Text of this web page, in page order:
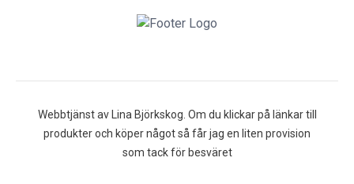
Webbtjänst av Lina Björkskog. Om du klickar på länkar till
produkter och köper något så får jag en liten provision
som tack för besväret